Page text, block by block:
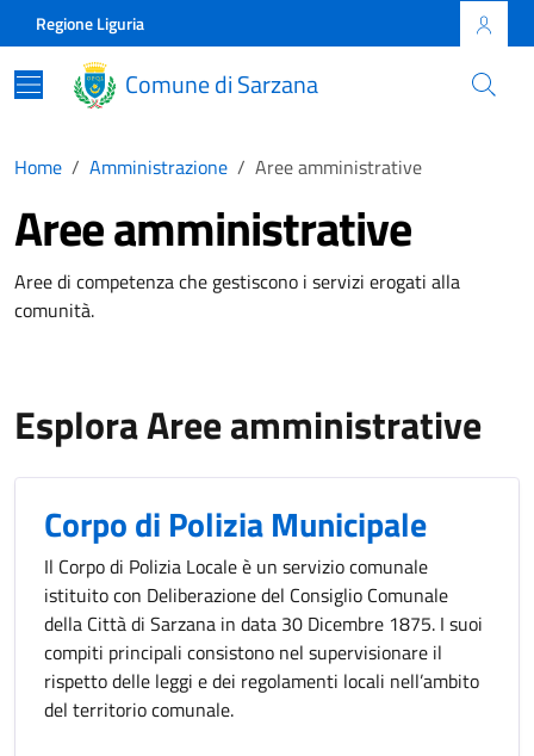
Skip to main content
Comune di Sarzana
Regione Liguria
Comune di Sarzana
Home Amministrazione Aree amministrative
Aree amministrative
Aree di competenza che gestiscono i servizi erogati alla
comunità.
Esplora Aree amministrative
Corpo di Polizia Municipale
Il Corpo di Polizia Locale è un servizio comunale
istituito con Deliberazione del Consiglio Comunale
della Città di Sarzana in data 30 Dicembre 1875. I suoi
compiti principali consistono nel supervisionare il
rispetto delle leggi e dei regolamenti locali nell’ambito
del territorio comunale.